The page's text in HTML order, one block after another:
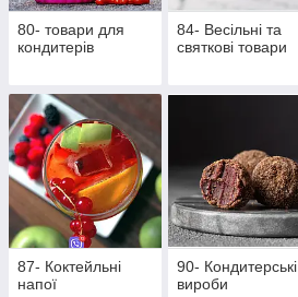
80- товари для
кондитерів
84- Весільні та
святкові товари
87- Коктейльні
напої
90- Кондитерські
вироби